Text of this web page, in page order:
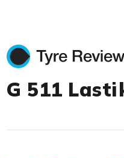
G 511